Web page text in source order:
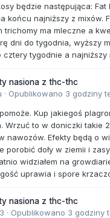
będzie następująca: Fat
końcu najniższy z mixów.
trichomy ma mleczne a
dni do tygodnia, wyższy
cztery tygodnie a najniższy
nasiona z thc-thc
· Opublikowano 3 godziny
Kup jakiegoś
Wrzuć to w doniczki takie
nawozów. Efekty będą o
porobić doły w ziemii i
widziałem na
uprawia i spore
nasiona z thc-thc
· Opublikowano 3 godziny